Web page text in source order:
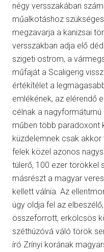
négy versszakában
műalkotáshoz
megzavarja a kanizsai
versszakban adja elő
szigeti ostrom, a
műfaját a Scaligerig
értékítélet a
emlékének, az elérendő
célnak a
műben több paradoxont
küzdelemnek csak
felek közel azonos
túlerő, 100 ezer törökkel
másrészt a magyar
kellett válnia. Az
úgy oldja fel az
összeforrott, erkölcsös
széthúzóvá váló török
író Zrínyi korának